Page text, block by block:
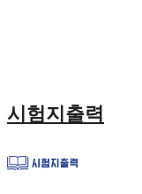
시험지출력